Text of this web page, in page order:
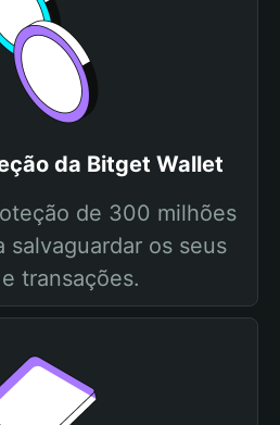
da Bitget Wallet
de 300 milhões
salvaguardar os seus
transações.